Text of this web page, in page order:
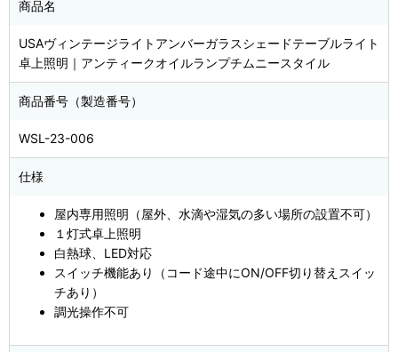
商品名
USAヴィンテージライトアンバーガラスシェードテーブルライト
卓上照明｜アンティークオイルランプチムニースタイル
商品番号（製造番号）
WSL-23-006
仕様
屋内専用照明（屋外、水滴や湿気の多い場所の設置不可）
１灯式卓上照明
白熱球、LED対応
スイッチ機能あり（コード途中にON/OFF切り替えスイッ
チあり）
調光操作不可